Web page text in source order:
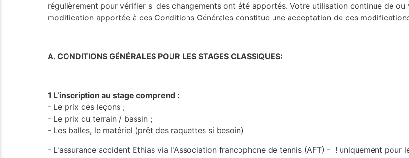
régulièrement pour vérifier si des changements ont été apportés. Votre utilisation continue de
modification apportée à ces Conditions Générales constitue une acceptation de ces
A. CONDITIONS GÉNÉRALES POUR LES STAGES CLASSIQUES:
1 L’inscription au stage comprend :
- Le prix des leçons ;
- Le prix du terrain / bassin ;
- Les balles, le matériel (prêt des raquettes si besoin)
- L'assurance accident Ethias via l'Association francophone de tennis (AFT) - ! uniquement pour